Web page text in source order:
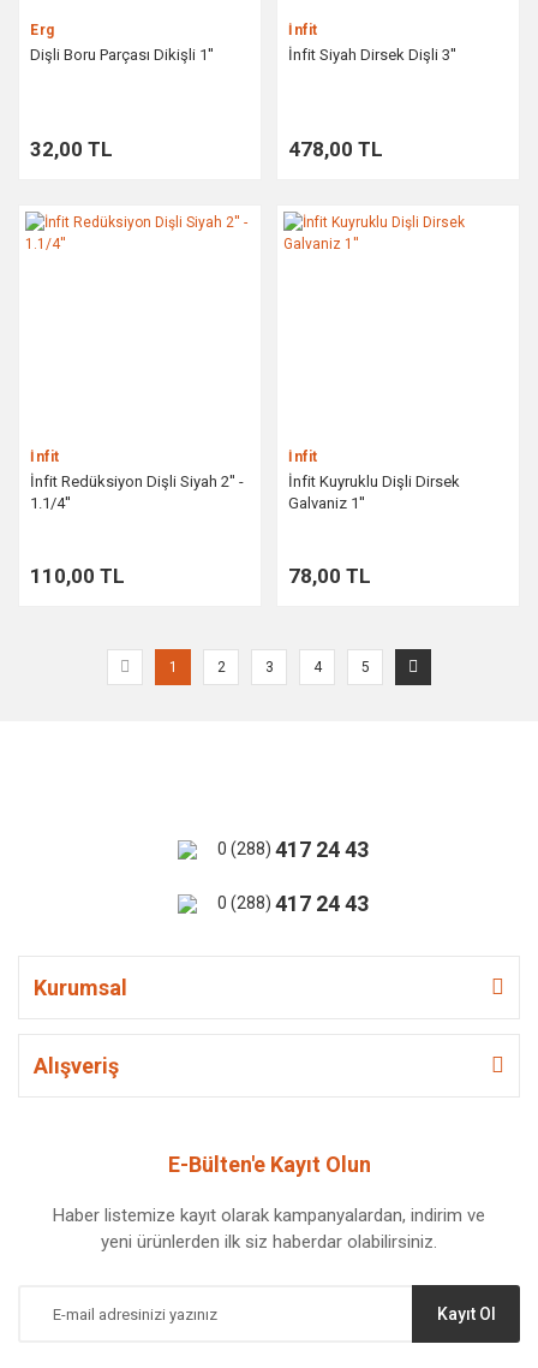
Erg
Dişli Boru Parçası Dikişli 1''
32,00 TL
İnfit
İnfit Siyah Dirsek Dişli 3''
478,00 TL
İnfit
İnfit Redüksiyon Dişli Siyah 2'' -
1.1/4''
110,00 TL
İnfit
İnfit Kuyruklu Dişli Dirsek
Galvaniz 1''
78,00 TL
1 2 3 4 5
0 (288) 417 24 43
0 (288) 417 24 43
Kurumsal
Alışveriş
E-Bülten'e Kayıt Olun
Haber listemize kayıt olarak kampanyalardan, indirim ve
yeni ürünlerden ilk siz haberdar olabilirsiniz.
Kayıt Ol